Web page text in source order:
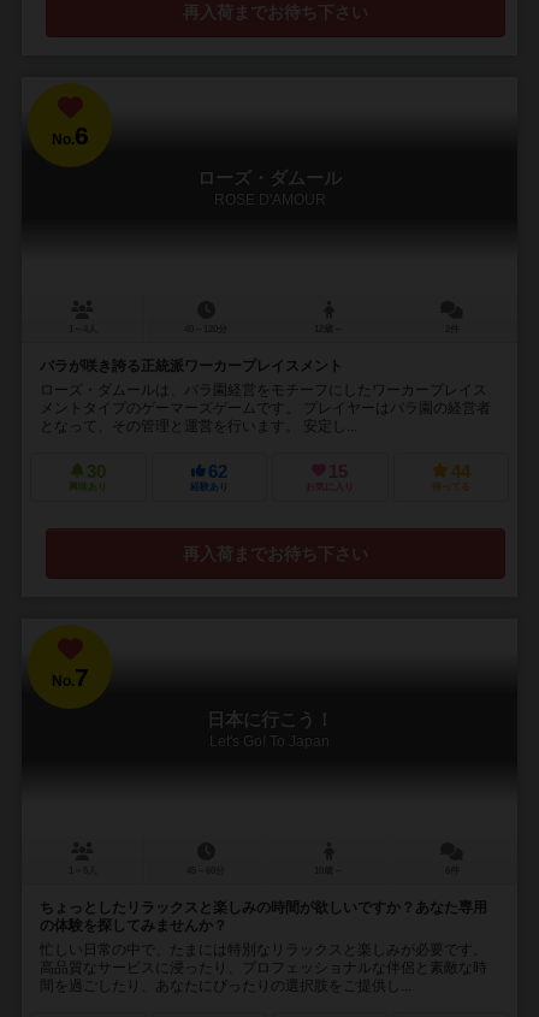
再入荷までお待ち下さい
No.6
ローズ・ダムール
ROSE D'AMOUR
バラが咲き誇る正統派ワーカープレイスメント
ローズ・ダムールは、バラ園経営をモチーフにしたワーカープレイス
メントタイプのゲーマーズゲームです。 プレイヤーはバラ園の経営者
となって、その管理と運営を行います。 安定し...
30
興味あり
62
経験あり
15
お気に入り
44
持ってる
再入荷までお待ち下さい
No.7
日本に行こう！
Let's Go! To Japan
ちょっとしたリラックスと楽しみの時間が欲しいですか？あなた専用
の体験を探してみませんか？
忙しい日常の中で、たまには特別なリラックスと楽しみが必要です。
高品質なサービスに浸ったり、プロフェッショナルな伴侶と素敵な時
間を過ごしたり、あなたにぴったりの選択肢をご提供し...